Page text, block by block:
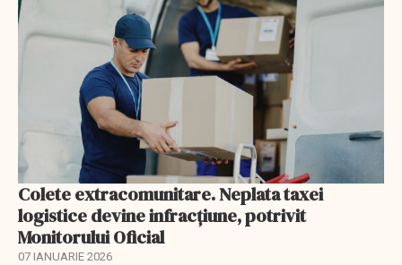
Colete extracomunitare. Neplata taxei
logistice devine infracțiune, potrivit
Monitorului Oficial
07 IANUARIE 2026